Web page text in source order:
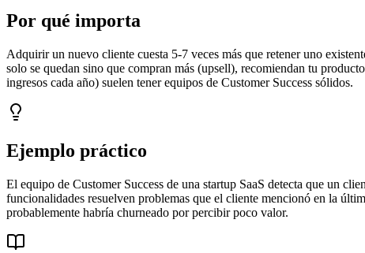
Por qué importa
Adquirir un nuevo cliente cuesta 5-7 veces más que retener uno
solo se quedan sino que compran más (upsell), recomiendan tu
ingresos cada año) suelen tener equipos de Customer Success sólidos.
Ejemplo práctico
El equipo de Customer Success de una startup SaaS detecta que un
funcionalidades resuelven problemas que el cliente mencionó en la
probablemente habría churneado por percibir poco valor.